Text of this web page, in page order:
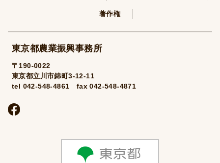
著作権
東京都農業振興事務所
〒190-0022
東京都立川市錦町3-12-11
tel 042-548-4861 fax 042-548-4871